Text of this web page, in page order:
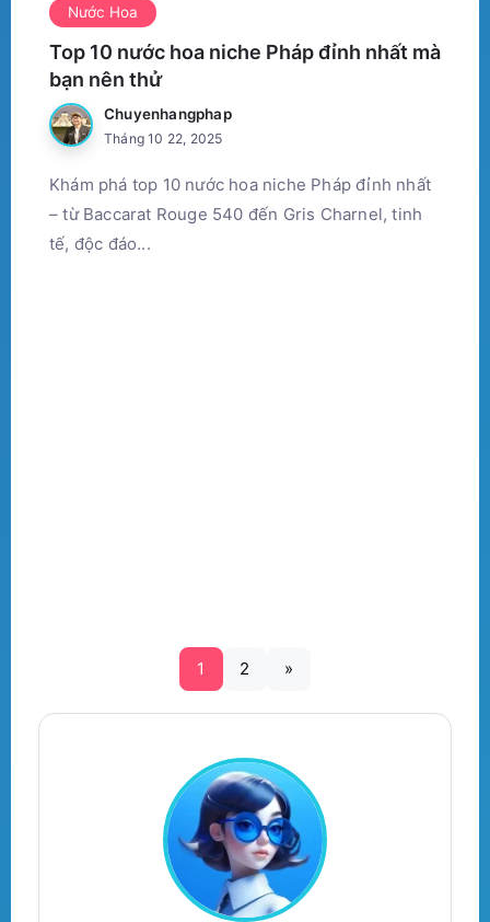
Nước Hoa
Top 10 nước hoa niche Pháp đỉnh nhất mà
bạn nên thử
Chuyenhangphap
Tháng 10 22, 2025
Khám phá top 10 nước hoa niche Pháp đỉnh nhất
– từ Baccarat Rouge 540 đến Gris Charnel, tinh
tế, độc đáo...
1 2 »